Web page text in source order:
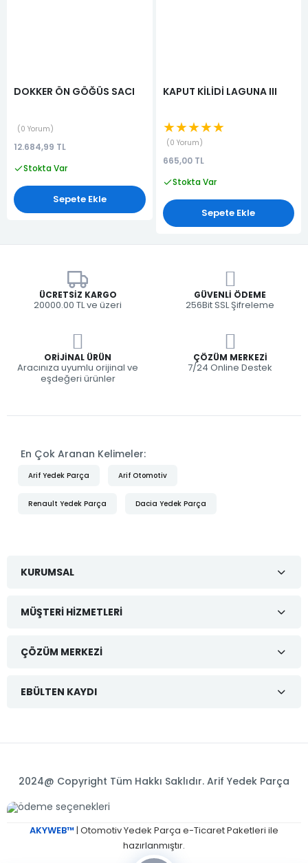
DOKKER ÖN GÖĞÜS SACI
0 Yorum
12.684,99 TL
Stokta Var
Sepete Ekle
KAPUT KİLİDİ LAGUNA III
★★★★★
0 Yorum
665,00 TL
Stokta Var
Sepete Ekle
ÜCRETSIZ KARGO
20000.00 TL ve üzeri
GÜVENLI ÖDEME
256Bit SSL Şifreleme
ORIJINAL ÜRÜN
Aracınıza uyumlu orijinal ve
eşdeğeri ürünler
ÇÖZÜM MERKEZI
7/24 Online Destek
En Çok Aranan Kelimeler:
Arif Yedek Parça Arif Otomotiv
Renault Yedek Parça Dacia Yedek Parça
KURUMSAL
MÜŞTERI HIZMETLERI
ÇÖZÜM MERKEZI
EBÜLTEN KAYDI
2024@ Copyright Tüm Hakkı Saklıdır. Arif Yedek Parça
AKYWEB™| Otomotiv Yedek Parça e-Ticaret Paketleri ile
hazırlanmıştır.